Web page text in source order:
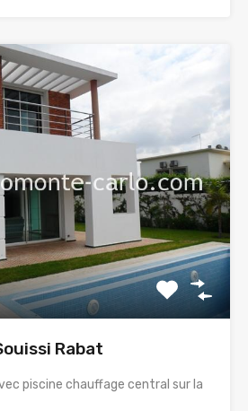
Rabat
piscine chauffage central sur la